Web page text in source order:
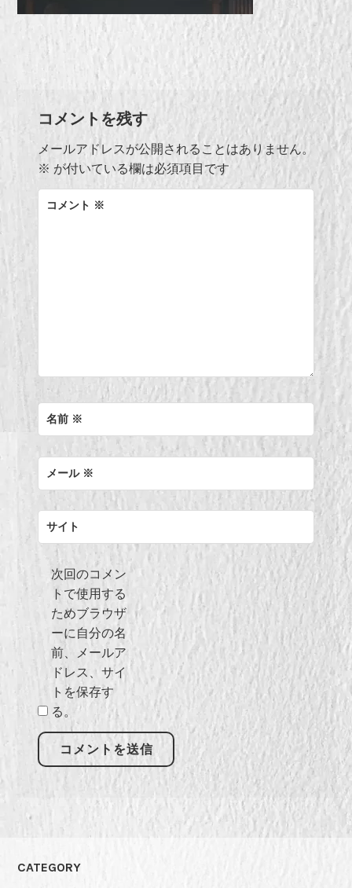
コメントを残す
メールアドレスが公開されることはありません。
※ が付いている欄は必須項目です
コメント ※
名前 ※
メール ※
サイト
次回のコメン
トで使用する
ためブラウザ
ーに自分の名
前、メールア
ドレス、サイ
トを保存す
る。
CATEGORY